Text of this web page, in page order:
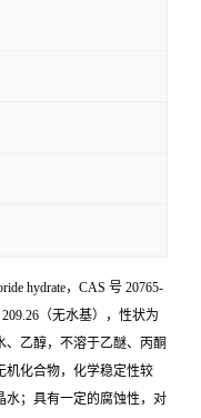
hydrate，CAS 号 20765-
（无水基），性状为
乙醇，不溶于乙醚、丙酮
机化合物，化学稳定性较
水；具有一定的腐蚀性，对